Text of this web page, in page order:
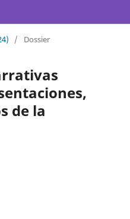
/ Dossier
de la